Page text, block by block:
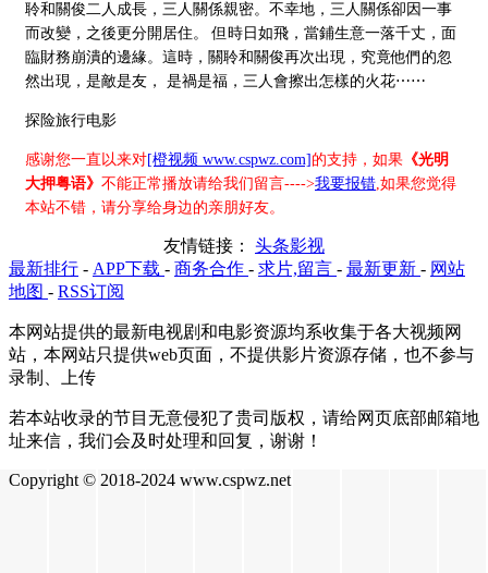
聆和關俊二人成長，三人關係親密。不幸地，三人關係卻因一事
而改變，之後更分開居住。 但時日如飛，當鋪生意一落千丈，面
臨財務崩潰的邊緣。這時，關聆和關俊再次出現，究竟他們的忽
然出現，是敵是友， 是禍是福，三人會擦出怎樣的火花⋯⋯
探险旅行电影
感谢您一直以来对[橙视频 www.cspwz.com] 的支持，如果 《光明
大押粤语》 不能正常播放请给我们留言---->我要报错,如果您觉得
本站不错，请分享给身边的亲朋好友。
友情链接： 头条影视
最新排行 - APP下载 - 商务合作 - 求片,留言 - 最新更新 - 网站
地图 - RSS订阅
本网站提供的最新电视剧和电影资源均系收集于各大视频网
站，本网站只提供web页面，不提供影片资源存储，也不参与
录制、上传
若本站收录的节目无意侵犯了贵司版权，请给网页底部邮箱地
址来信，我们会及时处理和回复，谢谢！
Copyright © 2018-2024 www.cspwz.net